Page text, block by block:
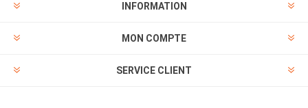
INFORMATION
MON COMPTE
SERVICE CLIENT